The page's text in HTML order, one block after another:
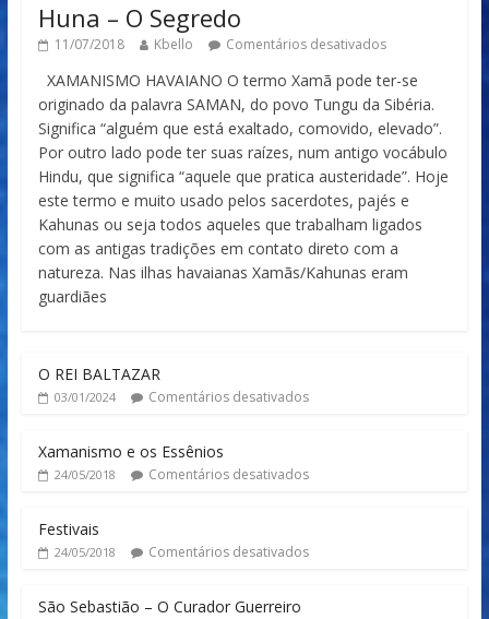
Huna – O Segredo
11/07/2018 Kbello Comentários desativados
XAMANISMO HAVAIANO O termo Xamã pode ter-se
originado da palavra SAMAN, do povo Tungu da Sibéria.
Significa “alguém que está exaltado, comovido, elevado”.
Por outro lado pode ter suas raízes, num antigo vocábulo
Hindu, que significa “aquele que pratica austeridade”. Hoje
este termo e muito usado pelos sacerdotes, pajés e
Kahunas ou seja todos aqueles que trabalham ligados
com as antigas tradições em contato direto com a
natureza. Nas ilhas havaianas Xamãs/Kahunas eram
guardiães
O REI BALTAZAR
03/01/2024 Comentários desativados
Xamanismo e os Essênios
24/05/2018 Comentários desativados
Festivais
24/05/2018 Comentários desativados
São Sebastião – O Curador Guerreiro